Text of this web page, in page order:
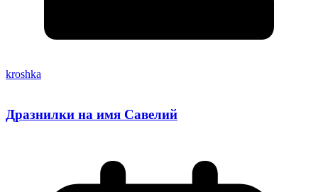
kroshka
Дразнилки на имя Савелий